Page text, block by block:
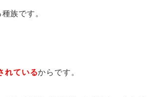
族です。
れているからです。